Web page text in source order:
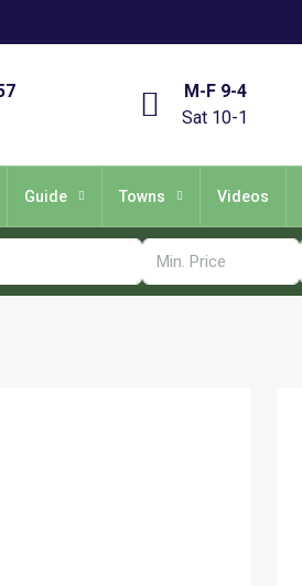
M-F 9-4
Sat 10-1
Guide Towns Videos